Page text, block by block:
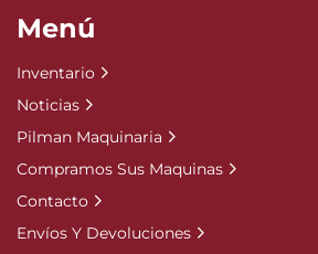
Menú
Inventario
Noticias
Pilman Maquinaria
Compramos Sus Maquinas
Contacto
Envíos Y Devoluciones